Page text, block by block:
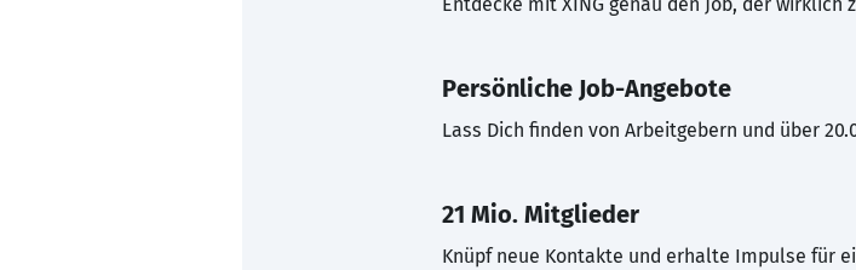
Persönliche Job-Angebote
Lass Dich finden von Arbeitgebern und über
21 Mio. Mitglieder
Knüpf neue Kontakte und erhalte Impulse für